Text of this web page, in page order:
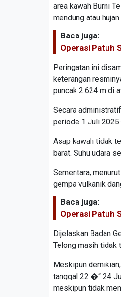
area kawah Burni
mendung atau
Baca juga:
Operasi Patuh
Peringatan ini
keterangan
puncak 2.624 m di
Secara
periode 1 Juli
Asap kawah tidak
barat. Suhu udara
Sementara,
gempa vulkanik
Baca juga:
Operasi Patuh
Dijelaskan Badan
Telong masih tidak
Meskipun
tanggal 22 �“ 24
meskipun tidak